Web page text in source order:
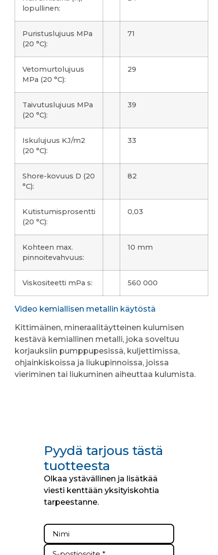
lopullinen:
Puristuslujuus MPa
(20 °C):
71
Vetomurtolujuus
MPa (20 °C):
29
Taivutuslujuus MPa
(20 °C):
39
Iskulujuus KJ/m2
(20 °C):
33
Shore-kovuus D (20
°C):
82
Kutistumisprosentti
(20 °C):
0,03
Kohteen max.
pinnoitevahvuus:
10 mm
Viskositeetti mPa s: 560 000
Video kemiallisen metallin käytöstä
Kittimäinen, mineraalitäytteinen kulumisen
kestävä kemiallinen metalli, joka soveltuu
korjauksiin pumppupesissä, kuljettimissa,
ohjainkiskoissa ja liukupinnoissa, joissa
vieriminen tai liukuminen aiheuttaa kulumista.
Pyydä tarjous tästä
tuotteesta
Olkaa ystävällinen ja lisätkää
viesti kenttään yksityiskohtia
tarpeestanne.